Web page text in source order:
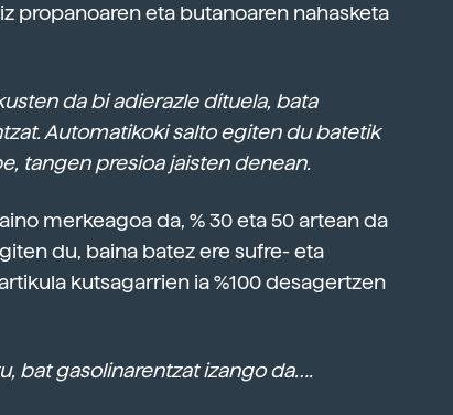
propanoaren eta butanoaren nahasketa
da bi adierazle dituela, bata
Automatikoki salto egiten du batetik
tangen presioa jaisten denean.
merkeagoa da, % 30 eta 50 artean da
du, baina batez ere sufre- eta
kutsagarrien ia %100 desagertzen
bat gasolinarentzat izango da….